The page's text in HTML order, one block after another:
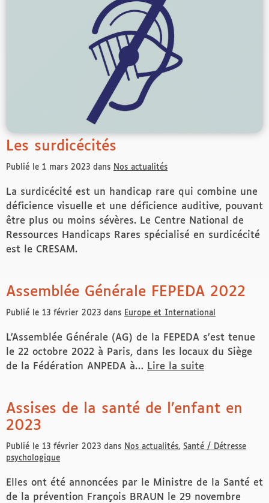
Les surdicécités
Publié le 1 mars 2023 dans Nos actualités
La surdicécité est un handicap rare qui combine une
déficience visuelle et une déficience auditive, pouvant
être plus ou moins sévères. Le Centre National de
Ressources Handicaps Rares spécialisé en surdicécité
est le CRESAM.
Assemblée Générale FEPEDA 2022
Publié le 13 février 2023 dans Europe et International
L’Assemblée Générale (AG) de la FEPEDA s’est tenue
le 22 octobre 2022 à Paris, dans les locaux du Siège
de la Fédération ANPEDA à… Lire la suite
Assises de la santé de l’enfant en
2023
Publié le 13 février 2023 dans Nos actualités, Santé / Détresse
psychologique
Elles ont été annoncées par le Ministre de la Santé et
de la prévention François BRAUN le 29 novembre